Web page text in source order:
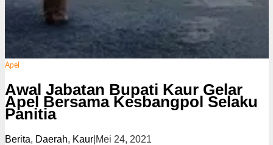
Apel
Awal Jabatan Bupati Kaur Gelar
Apel Bersama Kesbangpol Selaku
Panitia
Berita, Daerah, Kaur| Mei 24, 2021